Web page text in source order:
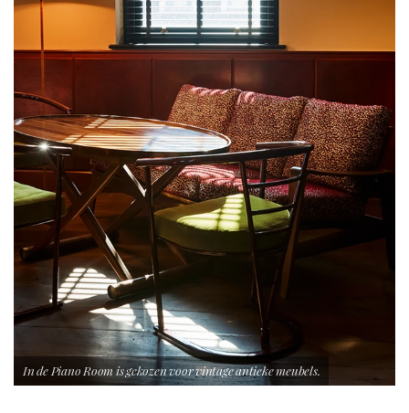
In de Piano Room is gekozen voor vintage antieke meubels.